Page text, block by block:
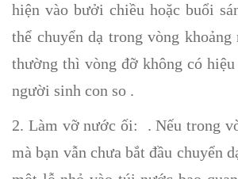
hiện vào bưởi chiều hoặc buổi
thể chuyển dạ trong vòng
thường thì vòng đỡ không có
người sinh con so .
2. Làm vỡ nước ối: . Nếu trong
mà bạn vẫn chưa bắt đầu chuyển